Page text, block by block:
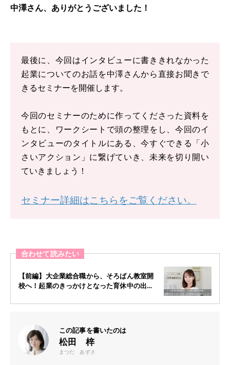
中澤さん、ありがとうございました！
最後に、今回はインタビューに書ききれなかった
起業についてのお話を中澤さんから直接お聞きで
きるセミナーを開催します。
今回のセミナーのために作ってくださった資料を
もとに、ワークシートで頭の整理をし、今回のイ
ンタビューのタイトルにある、今すぐできる「小
さいアクション」に繋げていき、未来を切り開い
ていきましょう！
セミナー詳細はこちらをご覧ください。
合わせて読みたい
【前編】大企業総合職から、そろばん教室開
校へ！起業のきっかけとなった育休中の出会
この記事を書いたのは
松田 梓
まつだ あずさ